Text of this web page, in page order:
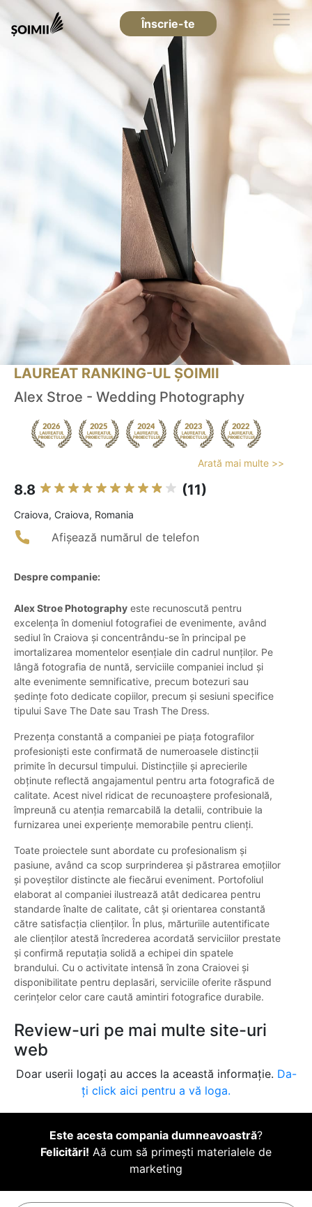
Înscrie-te
LAUREAT RANKING-UL ȘOIMII
Alex Stroe - Wedding Photography
Arată mai multe >>
8.8 (11)
Craiova, Craiova, Romania
Afișează numărul de telefon
Despre companie:
Alex Stroe Photography este recunoscută pentru
excelența în domeniul fotografiei de evenimente, având
sediul în Craiova și concentrându-se în principal pe
imortalizarea momentelor esențiale din cadrul nunților. Pe
lângă fotografia de nuntă, serviciile companiei includ și
alte evenimente semnificative, precum botezuri sau
ședințe foto dedicate copiilor, precum și sesiuni specifice
tipului Save The Date sau Trash The Dress.
Prezența constantă a companiei pe piața fotografilor
profesioniști este confirmată de numeroasele distincții
primite în decursul timpului. Distincțiile și aprecierile
obținute reflectă angajamentul pentru arta fotografică de
calitate. Acest nivel ridicat de recunoaștere profesională,
împreună cu atenția remarcabilă la detalii, contribuie la
furnizarea unei experiențe memorabile pentru clienți.
Toate proiectele sunt abordate cu profesionalism și
pasiune, având ca scop surprinderea și păstrarea emoțiilor
și poveștilor distincte ale fiecărui eveniment. Portofoliul
elaborat al companiei ilustrează atât dedicarea pentru
standarde înalte de calitate, cât și orientarea constantă
către satisfacția clienților. În plus, mărturiile autentificate
ale clienților atestă încrederea acordată serviciilor prestate
și confirmă reputația solidă a echipei din spatele
brandului. Cu o activitate intensă în zona Craiovei și
disponibilitate pentru deplasări, serviciile oferite răspund
cerințelor celor care caută amintiri fotografice durabile.
Review-uri pe mai multe site-uri
web
Doar userii logați au acces la această informație. Da-
ți click aici pentru a vă loga.
Este acesta compania dumneavoastră?
Felicitări! Aă cum să primești materialele de
marketing